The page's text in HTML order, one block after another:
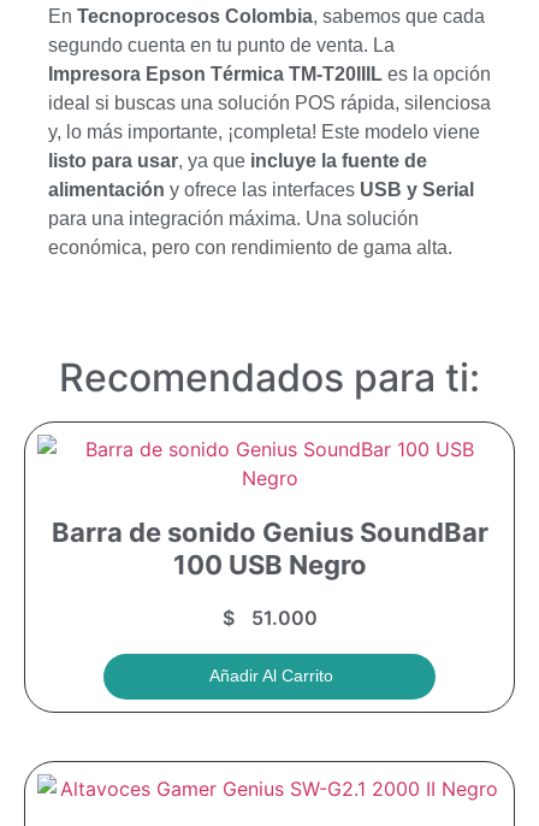
En Tecnoprocesos Colombia, sabemos que cada
segundo cuenta en tu punto de venta. La
Impresora Epson Térmica TM-T20IIIL es la opción
ideal si buscas una solución POS rápida, silenciosa
y, lo más importante, ¡completa! Este modelo viene
listo para usar, ya que incluye la fuente de
alimentación y ofrece las interfaces USB y Serial
para una integración máxima. Una solución
económica, pero con rendimiento de gama alta.
Recomendados para ti:
Barra de sonido Genius SoundBar
100 USB Negro
$51.000
Añadir Al Carrito